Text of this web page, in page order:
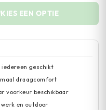
KIES EEN OPTIE
geschikt
draagcomfort
voorkeur beschikbaar
en outdoor